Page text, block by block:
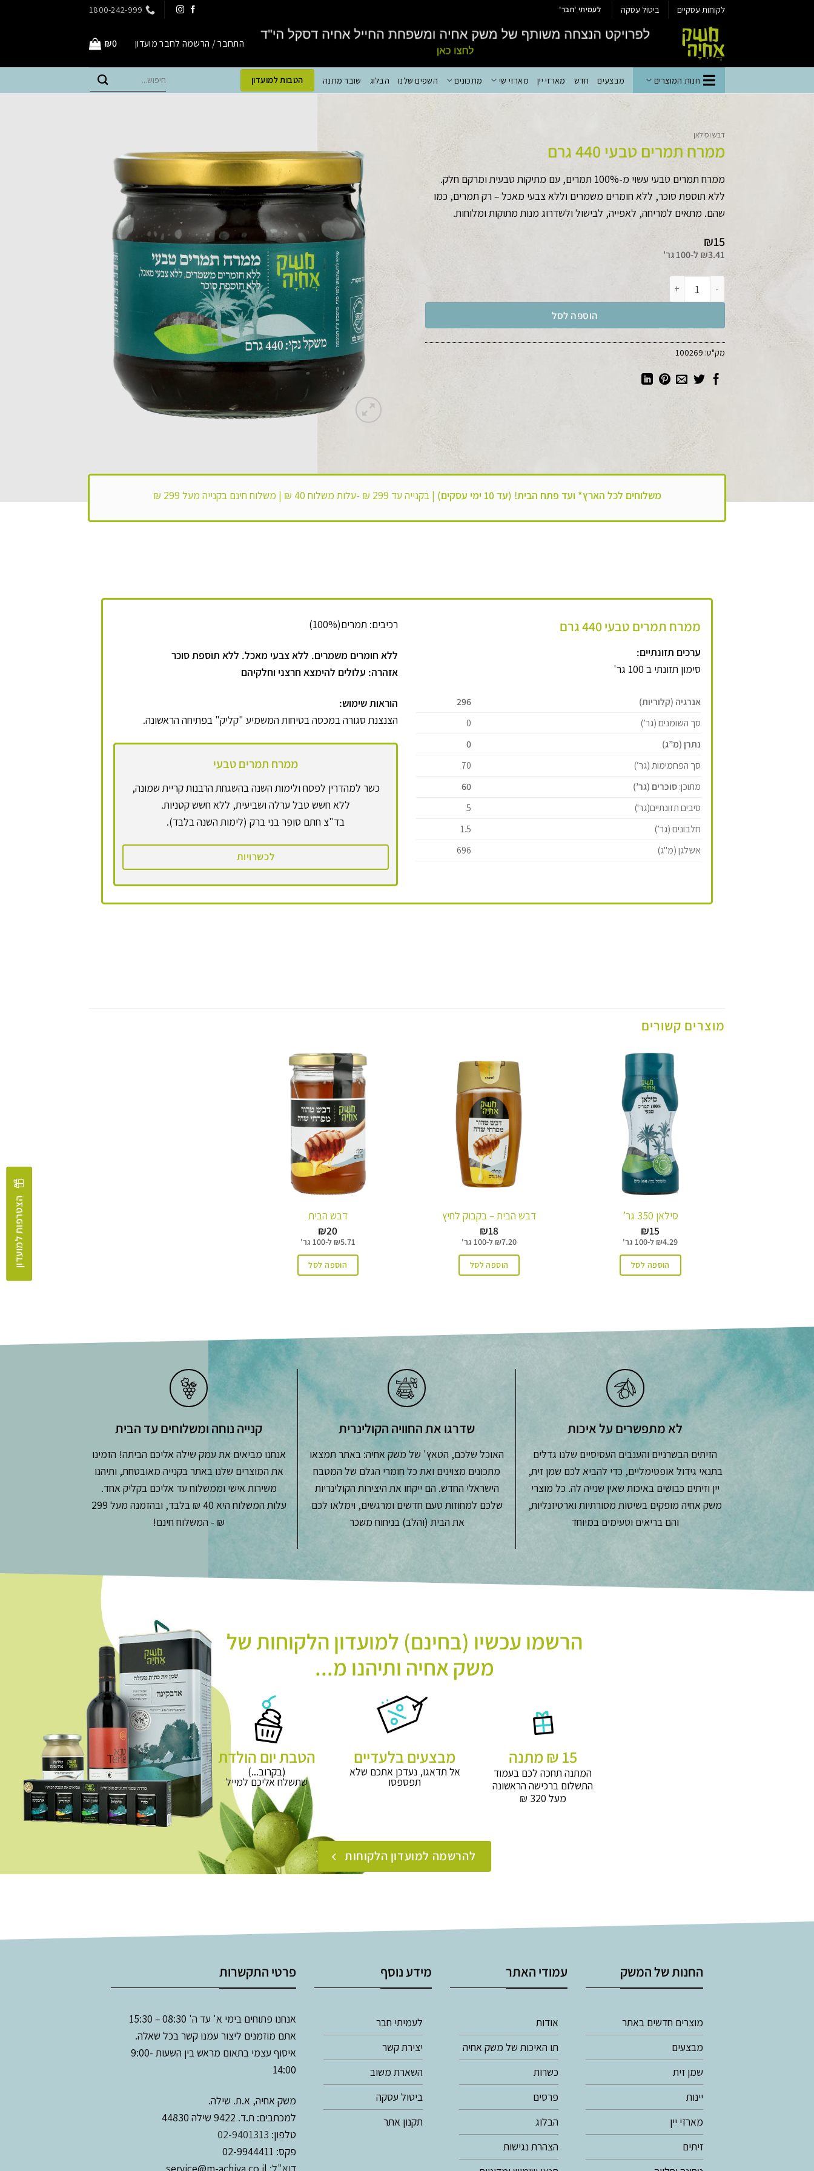
לקוחות עסקיים ביטול עסקה לעמיתי 'חבר' 1800-242-999
התחבר / הרשמה לחבר מועדון ₪0
חנות המוצרים מבצעים חדש מארזי יין מארזי שי מתכונים השפים שלנו הבלוג שובר מתנה הטבות למועדון
דבש וסילאן
ממרח תמרים טבעי 440 גרם
ממרח תמרים טבעי עשוי מ-100% תמרים, עם מתיקות טבעית ומרקם חלק.
ללא תוספת סוכר, ללא חומרים משמרים וללא צבעי מאכל – רק תמרים, כמו
שהם. מתאים למריחה, לאפייה, לבישול ולשדרוג מנות מתוקות ומלוחות.
₪15
₪3.41 ל-100 גר'
כמות של ממרח תמרים טבעי 440 גרם
הוספה לסל
מק"ט: 100269
משלוחים לכל הארץ* ועד פתח הבית! (עד 10 ימי עסקים) |בקנייה עד 299 ₪ -עלות משלוח 40 ₪ | משלוח חינם בקנייה מעל 299 ₪
ממרח תמרים טבעי 440 גרם
ערכים תזונתיים:
סימון תזונתי ב 100 גר'
אנרגיה (קלוריות)
296
סך השומנים (גר’)
0
נתרן (מ”ג)
0
סך הפחמימות (גר’)
70
מתוכן:סוכרים (גר’)
60
סיבים תזונתיים(גר')
5
חלבונים (גר’)
1.5
אשלגן (מ"ג)
696
רכיבים: תמרים(100%)
ללא חומרים משמרים. ללא צבעי מאכל. ללא תוספת סוכר
אזהרה: עלולים להימצא חרצני וחלקיהם
הוראות שימוש:
הצנצנת סגורה במכסה בטיחות המשמיע "קליק" בפתיחה הראשונה.
ממרח תמרים טבעי
כשר למהדרין לפסח ולימות השנה בהשגחת הרבנות קריית שמונה,
ללא חשש טבל ערלה ושביעית, ללא חשש קטניות.
בד"צ חתם סופר בני ברק (לימות השנה בלבד).
לכשרויות
מוצרים קשורים
סילאן 350 גר’
₪15
₪4.29 ל-100 גר'
הוספה לסל
דבש הבית – בקבוק לחיץ
₪18
₪7.20 ל-100 גר'
הוספה לסל
דבש הבית
₪20
₪5.71 ל-100 גר'
הוספה לסל
לא מתפשרים על איכות
הזיתים הבשרניים והענבים העסיסיים שלנו גדלים
בתנאי גידול אופטימליים, כדי להביא לכם שמן זית,
יין וזיתים כבושים באיכות שאין שנייה לה. כל מוצרי
משק אחיה מופקים בשיטות מסורתיות וארטיזנליות,
והם בריאים וטעימים במיוחד
שדרגו את החוויה הקולינרית
האוכל שלכם, הטאץ' של משק אחיה: באתר תמצאו
מתכונים מצוינים ואת כל חומרי הגלם של המטבח
הישראלי החדש. הם ייקחו את היצירות הקולינריות
שלכם למחוזות טעם חדשים ומרגשים, וימלאו לכם
את הבית (והלב) בניחוח משכר
קנייה נוחה ומשלוחים עד הבית
אנחנו מביאים את עמק שילה אליכם הביתה! הזמינו
את המוצרים שלנו באתר בקנייה מאובטחת, ותיהנו
משירות אישי וממשלוח עד אליכם בקליק אחד.
עלות המשלוח היא 40 ₪ בלבד, ובהזמנה מעל 299
₪ - המשלוח חינם!
הרשמו עכשיו (בחינם) למועדון הלקוחות של
משק אחיה ותיהנו מ...
15 ₪ מתנה
המתנה תחכה לכם בעמוד
התשלום ברכישה הראשונה
מעל 320 ₪
מבצעים בלעדיים
אל תדאגו, נעדכן אתכם שלא
תפספסו
הטבת יום הולדת
(בקרוב...)
שתשלח אליכם למייל
להרשמה למועדון הלקוחות
החנות של המשק
מוצרים חדשים באתר
מבצעים
שמן זית
יינות
מארזי יין
זיתים
עמודי האתר
אודות
תו האיכות של משק אחיה
כשרות
פרסים
הבלוג
הצהרת נגישות
מידע נוסף
לעמיתי חבר
יצירת קשר
השארת משוב
ביטול עסקה
תקנון אתר
פרטי התקשרות
אנחנו פתוחים בימי א' עד ה' 08:30 – 15:30
אתם מוזמנים ליצור עמנו קשר בכל שאלה.
איסוף עצמי בתאום מראש בין השעות 9:00-
14:00
משק אחיה, א.ת. שילה.
למכתבים: ת.ד. 9422 שילה 44830
טלפון: 02-9401313
פקס: 02-9944411
דוא"ל: service@m-achiya.co.il
הצטרפות למועדון